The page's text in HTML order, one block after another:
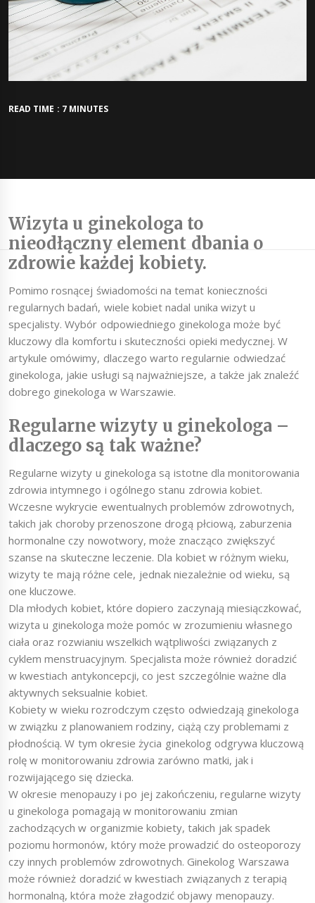
READ TIME : 7 MINUTES
Wizyta u ginekologa to
nieodłączny element dbania o
zdrowie każdej kobiety.
Pomimo rosnącej świadomości na temat konieczności
regularnych badań, wiele kobiet nadal unika wizyt u
specjalisty. Wybór odpowiedniego ginekologa może być
kluczowy dla komfortu i skuteczności opieki medycznej. W
artykule omówimy, dlaczego warto regularnie odwiedzać
ginekologa, jakie usługi są najważniejsze, a także jak znaleźć
dobrego ginekologa w Warszawie.
Regularne wizyty u ginekologa –
dlaczego są tak ważne?
Regularne wizyty u ginekologa są istotne dla monitorowania
zdrowia intymnego i ogólnego stanu zdrowia kobiet.
Wczesne wykrycie ewentualnych problemów zdrowotnych,
takich jak choroby przenoszone drogą płciową, zaburzenia
hormonalne czy nowotwory, może znacząco zwiększyć
szanse na skuteczne leczenie. Dla kobiet w różnym wieku,
wizyty te mają różne cele, jednak niezależnie od wieku, są
one kluczowe.
Dla młodych kobiet, które dopiero zaczynają miesiączkować,
wizyta u ginekologa może pomóc w zrozumieniu własnego
ciała oraz rozwianiu wszelkich wątpliwości związanych z
cyklem menstruacyjnym. Specjalista może również doradzić
w kwestiach antykoncepcji, co jest szczególnie ważne dla
aktywnych seksualnie kobiet.
Kobiety w wieku rozrodczym często odwiedzają ginekologa
w związku z planowaniem rodziny, ciążą czy problemami z
płodnością. W tym okresie życia ginekolog odgrywa kluczową
rolę w monitorowaniu zdrowia zarówno matki, jak i
rozwijającego się dziecka.
W okresie menopauzy i po jej zakończeniu, regularne wizyty
u ginekologa pomagają w monitorowaniu zmian
zachodzących w organizmie kobiety, takich jak spadek
poziomu hormonów, który może prowadzić do osteoporozy
czy innych problemów zdrowotnych. Ginekolog Warszawa
może również doradzić w kwestiach związanych z terapią
hormonalną, która może złagodzić objawy menopauzy.